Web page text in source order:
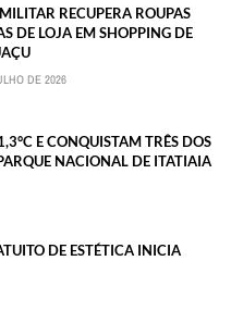
RECUPERA ROUPAS
DE LOJA EM SHOPPING DE
DE 2026
E CONQUISTAM TRÊS DOS
NACIONAL DE ITATIAIA
DE ESTÉTICA INICIA